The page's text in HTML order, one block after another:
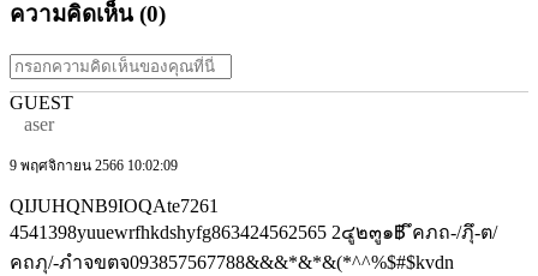
ความคิดเห็น (0)
GUEST
aser
9 พฤศจิกายน 2566 10:02:09
QIJUHQNB9IOQAte7261
4541398yuuewrfhkdshyfg863424562565 2๔ู๒๓ู๑฿ ึคภถ-/ภุึ-ต/
คถภุ/-ภำจขตจ093857567788&&&*&*&(*^^%$#$kvdn